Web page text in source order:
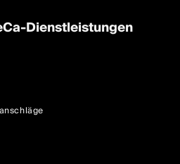
Dienstleistungen